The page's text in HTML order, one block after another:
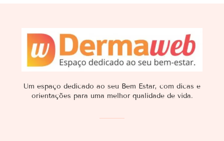
Um espaço dedicado ao seu Bem Estar, com dicas e
orientações para uma melhor qualidade de vida.